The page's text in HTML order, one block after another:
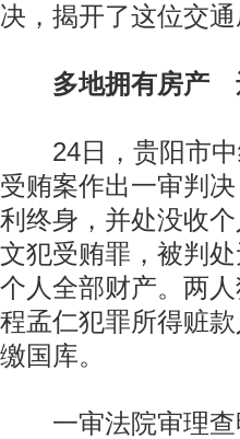
决，揭开了这位交通
多地拥有房产
24日，贵阳市中
受贿案作出一审判
利终身，并处没收
文犯受贿罪，被判
个人全部财产。两
程孟仁犯罪所得赃
缴国库。
一审法院审理查